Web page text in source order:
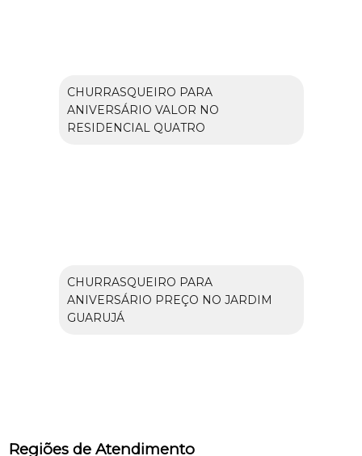
CHURRASQUEIRO PARA
ANIVERSÁRIO VALOR NO
RESIDENCIAL QUATRO
CHURRASQUEIRO PARA
ANIVERSÁRIO PREÇO NO JARDIM
GUARUJÁ
Regiões de Atendimento